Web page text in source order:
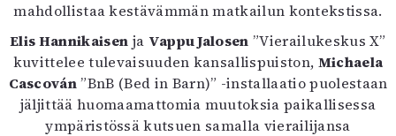
mahdollistaa kestävämmän matkailun kontekstissa.
Elis Hannikaisen ja Vappu Jalosen ”Vierailukeskus X”
kuvittelee tulevaisuuden kansallispuiston, Michaela
Cascován ”BnB (Bed in Barn)” -installaatio puolestaan
jäljittää huomaamattomia muutoksia paikallisessa
ympäristössä kutsuen samalla vierailijansa